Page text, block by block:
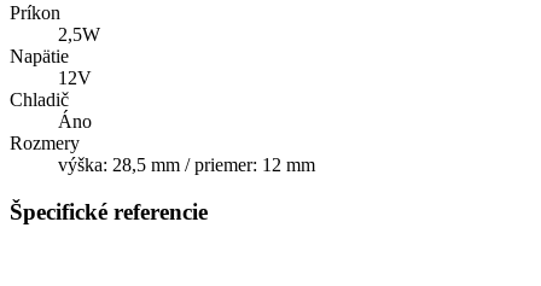
Príkon
2,5W
Napätie
12V
Chladič
Áno
Rozmery
výška: 28,5 mm / priemer: 12 mm
Špecifické referencie